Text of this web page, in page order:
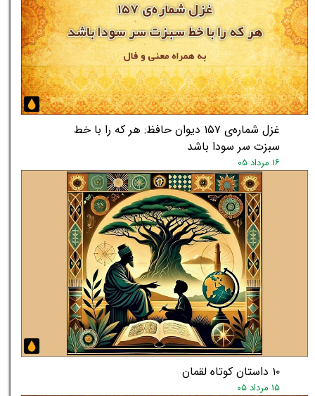
غزل شماره‌ی ۱۵۷ دیوان حافظ: هر که را با خط
سبزت سر سودا باشد
۱۶ مرداد ۰۵
۱۰ داستان کوتاه لقمان
۱۵ مرداد ۰۵